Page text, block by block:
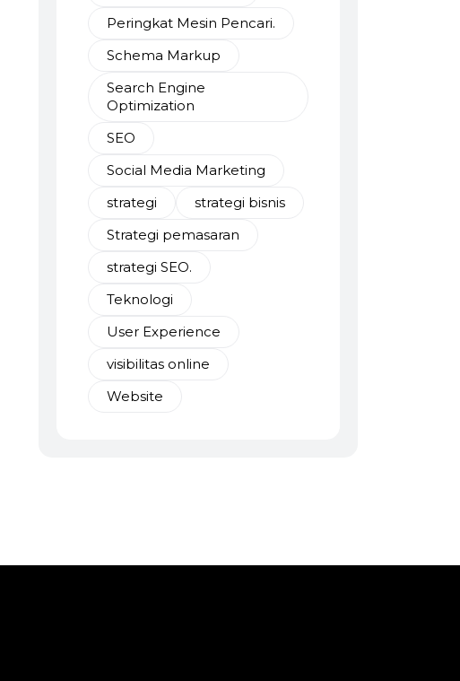
Peringkat Mesin Pencari.
Schema Markup
Search Engine
Optimization
SEO
Social Media Marketing
strategi
strategi bisnis
Strategi pemasaran
strategi SEO.
Teknologi
User Experience
visibilitas online
Website